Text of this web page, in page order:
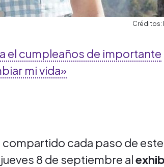
Créditos:
el cumpleaños de importante
mi vida»
cada paso de este
8 de septiembre al